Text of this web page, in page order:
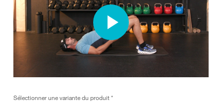
Sélectionner une variante du produit*